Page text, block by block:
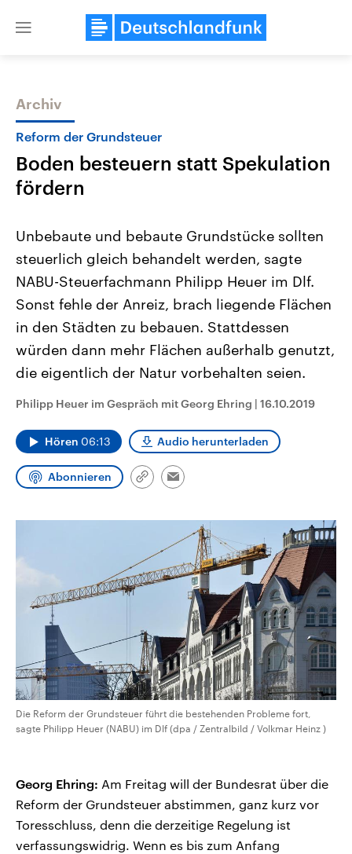
Close
Themen
Landtagswahl Sachsen-Anhalt
2026
Alle Informationen
Sachsen-Anhalt wählt am 6.
September 2026 einen neuen
Landtag. Seit 2021 wird das
Bundesland von einer Koalition aus
Umfragen, Prognosen,
und Hintergründe zu den Parteien
und Kandidaten der anstehenden
USA
Aktuelle Beiträge,
Hintergründe
Wirtschaftlich und
gehören die Vereinigten
den mächtigsten Ländern
mit großem Einfluss auf
aktuelle Weltgeschehen.
Sendungen Programm Podcasts
Audio-Archiv
Archiv
Reform der Grundsteuer
Boden besteuern statt Spekulation
fördern
Unbebaute und bebaute Grundstücke sollten
steuerlich gleich behandelt werden, sagte
NABU-Steuerfachmann Philipp Heuer im Dlf.
Sonst fehle der Anreiz, brach liegende Flächen
in den Städten zu bebauen. Stattdessen
würden dann mehr Flächen außerhalb genutzt,
die eigentlich der Natur vorbehalten seien.
Philipp Heuer im Gespräch mit Georg Ehring | 16.10.2019
Hören 06:13 Audio herunterladen
Abonnieren
Link
Email
Die Reform der Grundsteuer führt die bestehenden Probleme fort,
sagte Philipp Heuer (NABU) im Dlf (dpa / Zentralbild / Volkmar Heinz )
Georg Ehring: Am Freitag will der Bundesrat über die
Reform der Grundsteuer abstimmen, ganz kurz vor
Toresschluss, denn die derzeitige Regelung ist
verfassungswidrig. Wenn es bis zum Anfang